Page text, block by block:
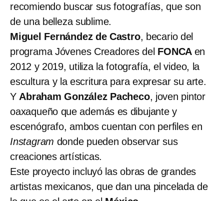
recomiendo buscar sus fotografías, que son
de una belleza sublime.
Miguel Fernández de Castro, becario del
programa Jóvenes Creadores del FONCA en
2012 y 2019, utiliza la fotografía, el video, la
escultura y la escritura para expresar su arte.
Y Abraham González Pacheco, joven pintor
oaxaqueño que además es dibujante y
escenógrafo, ambos cuentan con perfiles en
Instagram donde pueden observar sus
creaciones artísticas.
Este proyecto incluyó las obras de grandes
artistas mexicanos, que dan una pincelada de